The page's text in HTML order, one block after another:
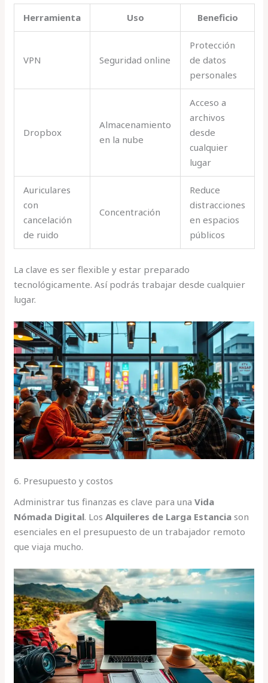
Herramienta Uso Beneficio
VPN Seguridad online
Protección
de datos
personales
Dropbox
Almacenamiento
en la nube
Acceso a
archivos
desde
cualquier
lugar
Auriculares
con
cancelación
de ruido
Concentración
Reduce
distracciones
en espacios
públicos
La clave es ser flexible y estar preparado
tecnológicamente. Así podrás trabajar desde cualquier
lugar.
6. Presupuesto y costos
Administrar tus finanzas es clave para unaVida
Nómada Digital. LosAlquileres de Larga Estancia son
esenciales en el presupuesto de un trabajador remoto
que viaja mucho.